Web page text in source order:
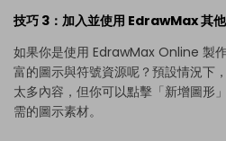
技巧 3：加入並使用 EdrawMax 其
如果你是使用 EdrawMax Online 製
富的圖示與符號資源呢？預設情況下
太多內容，但你可以點擊「新增圖形
需的圖示素材。